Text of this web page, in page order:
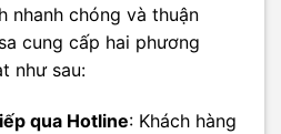
nhanh chóng và thuận
cung cấp hai phương
như sau:
qua Hotline: Khách hàng